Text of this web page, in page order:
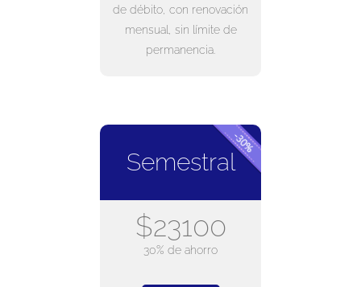
de débito, con renovación
mensual, sin límite de
permanencia.
Semestral
$23100
30% de ahorro